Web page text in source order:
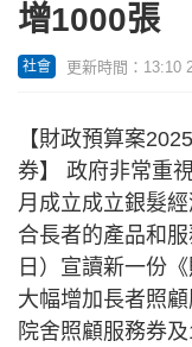
增1000張
社會 更新時間：13:10
【財政預算案
券】 政府非常重
月成立成立銀髮
合長者的產品和
日）宣讀新一份
大幅增加長者照
院舍照顧服務券